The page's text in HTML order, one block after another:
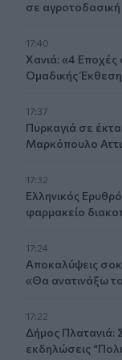
σε
17:40
Χανιά: «4 Εποχές
Ομαδικής
17:37
Πυρκαγιά σε
Μαρκόπουλο
17:32
Ελληνικός
φαρμακείο
17:24
Aποκαλύψεις
«Θα ανατινάξω
17:22
Δήμος Πλατανιά:
εκδηλώσεις